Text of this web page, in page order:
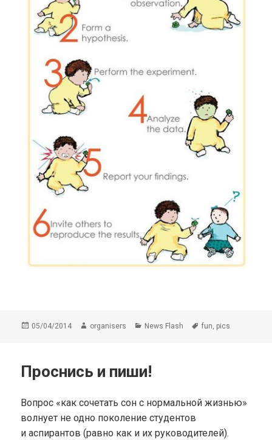
Опубликовано
05/04/2014 Автор
organisers Рубрики
News Flash Метки
fun, pics
Проснись и пиши!
Вопрос «как сочетать сон с нормальной жизнью»
волнует не одно поколение студентов
и аспирантов (равно как и их руководителей).